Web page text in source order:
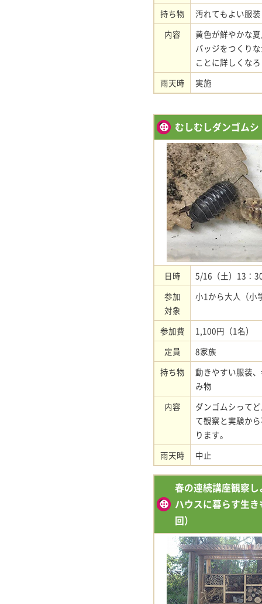
持ち物
汚れてもよい服装
内容
黄色が鮮やかな
バッジをつくり
ことに詳しくな
雨天時
実施
むしむしダンゴム
日時
5/16（土）13：
参加
対象
小1から大人（小
参加費
1,100円（1名）
定員
8家族
持ち物
動きやすい服装
み物
内容
ダンゴムシって
て観察と実験か
ります。
雨天時
中止
春の連続講座観察
ハウスに暮らす生
回）